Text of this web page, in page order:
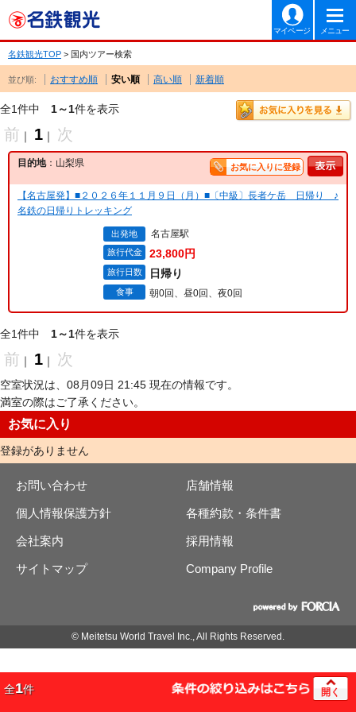
マイページ メニュー
名鉄観光TOP > 国内ツアー検索
並び順: おすすめ順 安い順 高い順 新着順
全1件中 1～1件を表示
前 ｜ 1 ｜ 次
目的地：山梨県 お気に入りに登録
【名古屋発】■２０２６年１１月９日（月）■〔中級〕長者ケ岳 日帰り ♪
名鉄の日帰りトレッキング
出発地 名古屋駅
旅行代金 23,800円
旅行日数 日帰り
食事 朝0回、昼0回、夜0回
全1件中 1～1件を表示
前 ｜ 1 ｜ 次
空室状況は、08月09日 21:45 現在の情報です。
満室の際はご了承ください。
お気に入り
登録がありません
お問い合わせ 店舗情報
個人情報保護方針 各種約款・条件書
会社案内 採用情報
サイトマップ Company Profile
© Meitetsu World Travel Inc., All Rights Reserved.
全1件 開く